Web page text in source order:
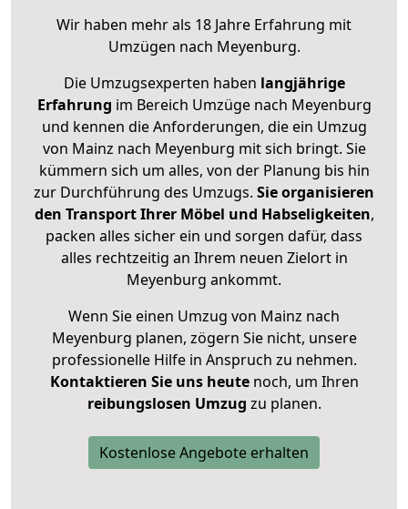
Wir haben mehr als 18 Jahre Erfahrung mit
Umzügen nach Meyenburg.
Die Umzugsexperten haben langjährige
Erfahrung im Bereich Umzüge nach Meyenburg
und kennen die Anforderungen, die ein Umzug
von Mainz nach Meyenburg mit sich bringt. Sie
kümmern sich um alles, von der Planung bis hin
zur Durchführung des Umzugs. Sie organisieren
den Transport Ihrer Möbel und Habseligkeiten,
packen alles sicher ein und sorgen dafür, dass
alles rechtzeitig an Ihrem neuen Zielort in
Meyenburg ankommt.
Wenn Sie einen Umzug von Mainz nach
Meyenburg planen, zögern Sie nicht, unsere
professionelle Hilfe in Anspruch zu nehmen.
Kontaktieren Sie uns heutenoch, um Ihren
reibungslosen Umzug zu planen.
Kostenlose Angebote erhalten